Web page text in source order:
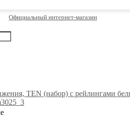
Официальный интернет-магазин